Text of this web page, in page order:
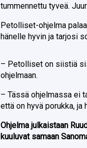
tummennettu tyveä.
Petolliset-ohjelma
hänelle hyvin ja tarjosi
– Petolliset on siistiä
ohjelmaan.
– Tässä ohjelmassa ei
että on hyvä porukka, ja
Ohjelma julkaistaan
kuuluvat samaan